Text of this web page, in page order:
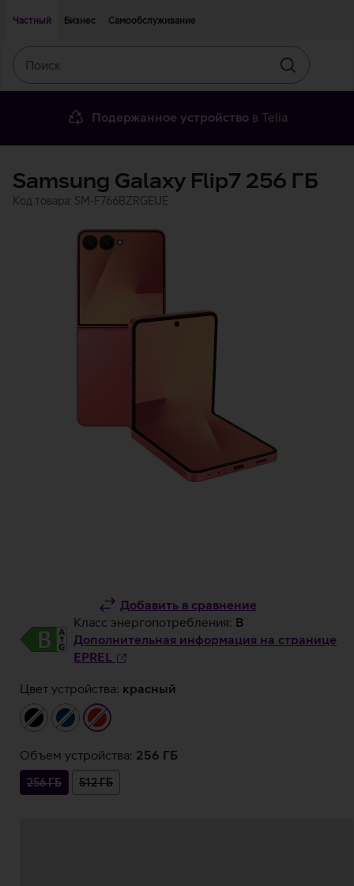
Частный
Бизнес Самообслуживание
Искать
Подержанное устройство в Telia
Samsung Galaxy Flip7 256 ГБ
Код товара: SM-F766BZRGEUE
Добавить в сравнение
Класс энергопотребления: B
Дополнительная информация на странице
EPREL
Цвет устройства: красный
чёрныйтёмно-
синий
красный
Объем устройства: 256 ГБ
256 ГБ 512 ГБ